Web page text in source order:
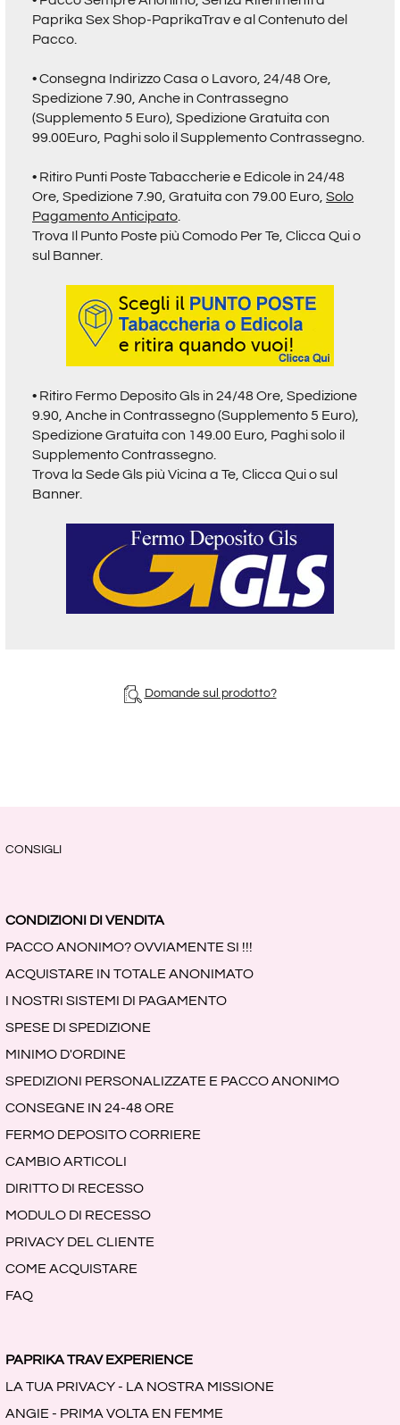
Paprika Sex Shop-PaprikaTrave al Contenuto del
Pacco.
• Consegna Indirizzo Casa o Lavoro, 24/48 Ore,
Spedizione 7.90, Anche in Contrassegno
(Supplemento 5 Euro), Spedizione Gratuita con
99.00Euro, Paghi solo il Supplemento Contrassegno.
• Ritiro Punti Poste Tabaccherie e Edicole in 24/48
Ore, Spedizione 7.90, Gratuita con 79.00 Euro, Solo
Pagamento Anticipato.
Trova Il Punto Poste più Comodo Per Te, Clicca Qui o
sul Banner.
• Ritiro Fermo Deposito Gls in 24/48 Ore, Spedizione
9.90, Anche in Contrassegno (Supplemento 5 Euro),
Spedizione Gratuita con 149.00 Euro, Paghi solo il
Supplemento Contrassegno.
Trova la Sede Gls più Vicina a Te, Clicca Qui o sul
Banner.
Domande sul prodotto?
CONSIGLI
CONDIZIONI DI VENDITA
PACCO ANONIMO? OVVIAMENTE SI !!!
ACQUISTARE IN TOTALE ANONIMATO
I NOSTRI SISTEMI DI PAGAMENTO
SPESE DI SPEDIZIONE
MINIMO D'ORDINE
SPEDIZIONI PERSONALIZZATE E PACCO ANONIMO
CONSEGNE IN 24-48 ORE
FERMO DEPOSITO CORRIERE
CAMBIO ARTICOLI
DIRITTO DI RECESSO
MODULO DI RECESSO
PRIVACY DEL CLIENTE
COME ACQUISTARE
FAQ
PAPRIKA TRAV EXPERIENCE
LA TUA PRIVACY - LA NOSTRA MISSIONE
ANGIE - PRIMA VOLTA EN FEMME